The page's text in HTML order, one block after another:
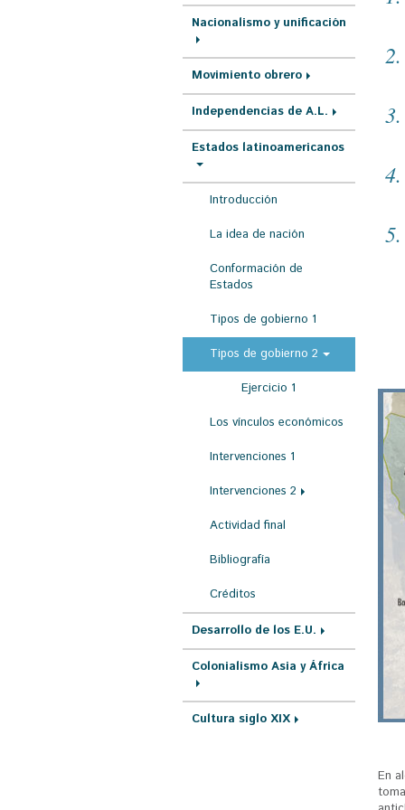
En
Nacionalismo y unificación
Movimiento obrero
Independencias de A.L.
Estados latinoamericanos
Introducción
La idea de nación
Conformación de
Estados
Tipos de gobierno 1
Tipos de gobierno 2
Ejercicio 1
Los vínculos económicos
Intervenciones 1
Intervenciones 2
Actividad final
Bibliografía
Créditos
Desarrollo de los E.U.
Colonialismo Asia y África
Cultura siglo XIX